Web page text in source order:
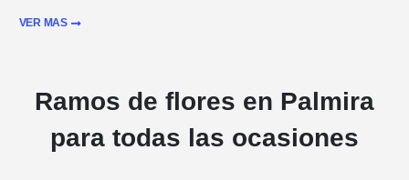
VER MAS
Ramos de flores en Palmira
para todas las ocasiones